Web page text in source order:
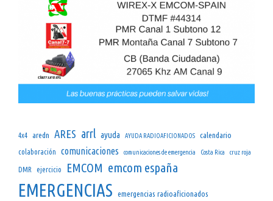
4x4 aredn ARES arrl ayuda AYUDA RADIOAFICIONADOS calendario
colaboración comunicaciones comunicaciones de emergencia Costa Rica cruz roja
DMR ejercicio EMCOM emcom españa
EMERGENCIAS emergencias radioaficionados